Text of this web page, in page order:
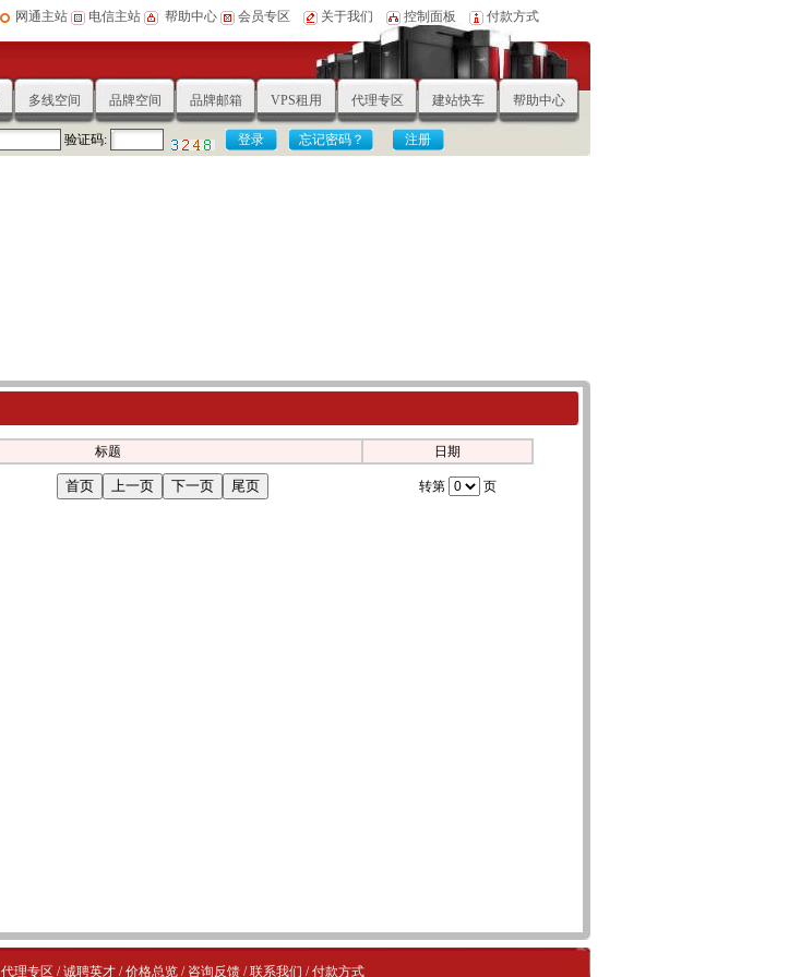
网通主站 电信主站 帮助中心 会员专区 关于我们 控制面板 付款方式
多线空间 品牌空间 品牌邮箱 VPS租用 代理专区 建站快车 帮助中心
验证码:
标题 日期
转第 页
代理专区 /诚聘英才/价格总览/ 咨询反馈/联系我们 /付款方式